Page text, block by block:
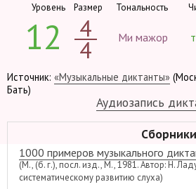
Уровень
12
Размер
4
4
Тональность
Ми мажор
Источник: «Музыкальные диктанты»
Бать)
Аудиозапись
Сборники
1000 примеров музыкального
(М., (б. г.), посл. изд., М., 1981. Автор: Н.
систематическому развитию слуха)